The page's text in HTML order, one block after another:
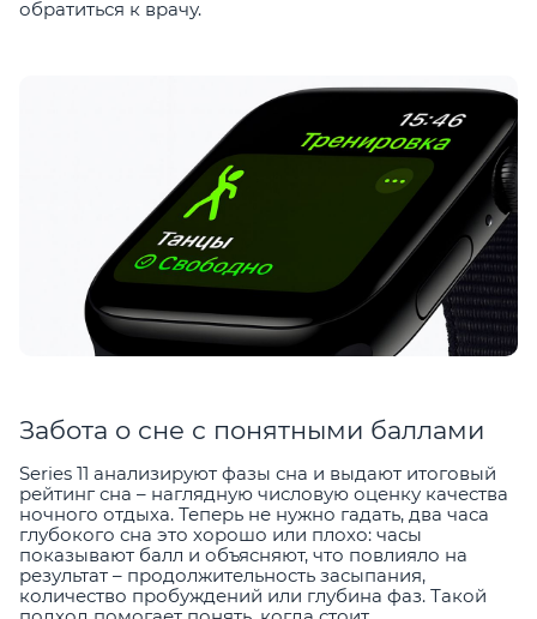
обратиться к врачу.
Забота о сне с понятными баллами
Series 11 анализируют фазы сна и выдают итоговый
рейтинг сна – наглядную числовую оценку качества
ночного отдыха. Теперь не нужно гадать, два часа
глубокого сна это хорошо или плохо: часы
показывают балл и объясняют, что повлияло на
результат – продолжительность засыпания,
количество пробуждений или глубина фаз. Такой